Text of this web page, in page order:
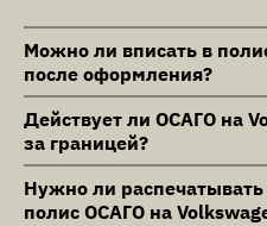
Можно ли вписать в
после оформления?
Действует ли ОСАГО на
за границей?
Нужно ли
полис ОСАГО на